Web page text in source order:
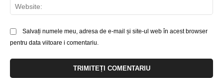
Salvați numele meu, adresa de e-mail și site-ul web în acest browser
pentru data viitoare i comentariu.